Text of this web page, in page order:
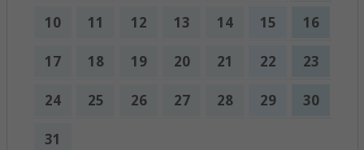
10 11 12 13 14 15 16
17 18 19 20 21 22 23
24 25 26 27 28 29 30
31